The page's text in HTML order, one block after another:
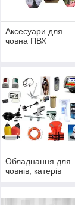
Аксесуари для
човна ПВХ
Обладнання для
човнів, катерів